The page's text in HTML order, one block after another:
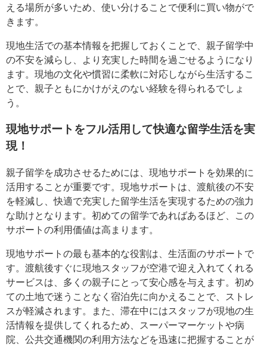
える場所が多いため、使い分けることで便利に買い物がで
きます。
現地生活での基本情報を把握しておくことで、親子留学中
の不安を減らし、より充実した時間を過ごせるようになり
ます。現地の文化や慣習に柔軟に対応しながら生活するこ
とで、親子ともにかけがえのない経験を得られるでしょ
う。
現地サポートをフル活用して快適な留学生活を実
現！
親子留学を成功させるためには、現地サポートを効果的に
活用することが重要です。現地サポートは、渡航後の不安
を軽減し、快適で充実した留学生活を実現するための強力
な助けとなります。初めての留学であればあるほど、この
サポートの利用価値は高まります。
現地サポートの最も基本的な役割は、生活面のサポートで
す。渡航後すぐに現地スタッフが空港で迎え入れてくれる
サービスは、多くの親子にとって安心感を与えます。初め
ての土地で迷うことなく宿泊先に向かえることで、ストレ
スが軽減されます。また、滞在中にはスタッフが現地の生
活情報を提供してくれるため、スーパーマーケットや病
院、公共交通機関の利用方法などを迅速に把握することが